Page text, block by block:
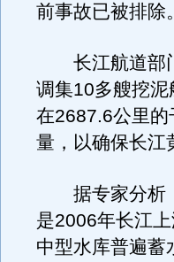
前事故已被排除。
长江航道部门
调集10多艘挖
在2687.6公里
量，以确保长江
据专家分析，
是2006年长江
中型水库普遍蓄